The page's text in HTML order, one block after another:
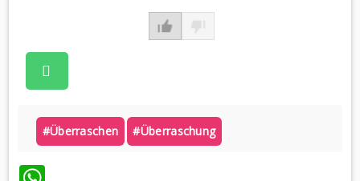
#überraschen #überraschung